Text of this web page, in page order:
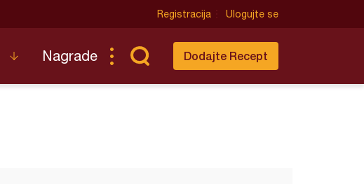
Registracija Ulogujte se
Nagrade Dodajte Recept